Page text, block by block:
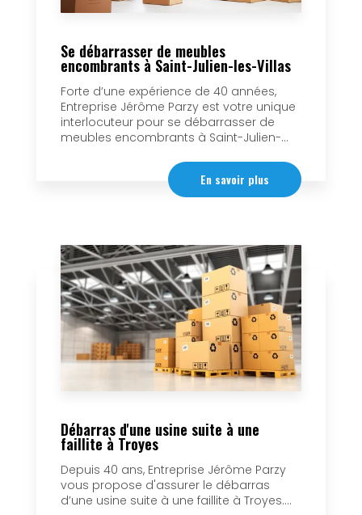
Se débarrasser de meubles
encombrants à Saint-Julien-les-Villas
Forte d’une expérience de 40 années,
Entreprise Jérôme Parzy est votre unique
interlocuteur pour se débarrasser de
meubles encombrants à Saint-Julien-...
En savoir plus
Débarras d'une usine suite à une
faillite à Troyes
Depuis 40 ans, Entreprise Jérôme Parzy
vous propose d'assurer le débarras
d’une usine suite à une faillite à Troyes....